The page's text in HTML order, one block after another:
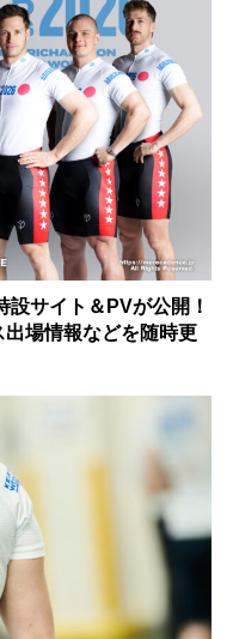
設サイト＆PVが公開！
場情報などを随時更